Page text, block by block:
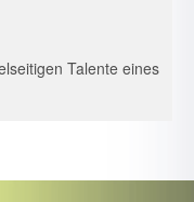
Talente eines